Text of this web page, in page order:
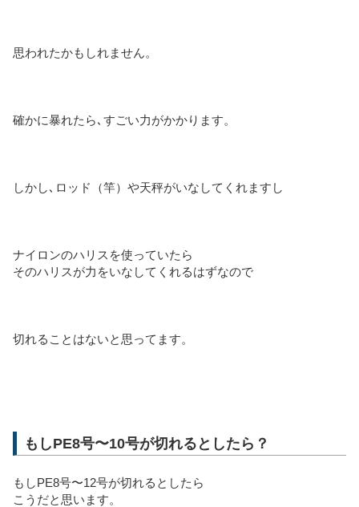
思われたかもしれません。
確かに暴れたら､すごい力がかかります。
しかし､ロッド（竿）や天秤がいなしてくれますし
ナイロンのハリスを使っていたら
そのハリスが力をいなしてくれるはずなので
切れることはないと思ってます。
もしPE8号〜10号が切れるとしたら？
もしPE8号〜12号が切れるとしたら
こうだと思います。